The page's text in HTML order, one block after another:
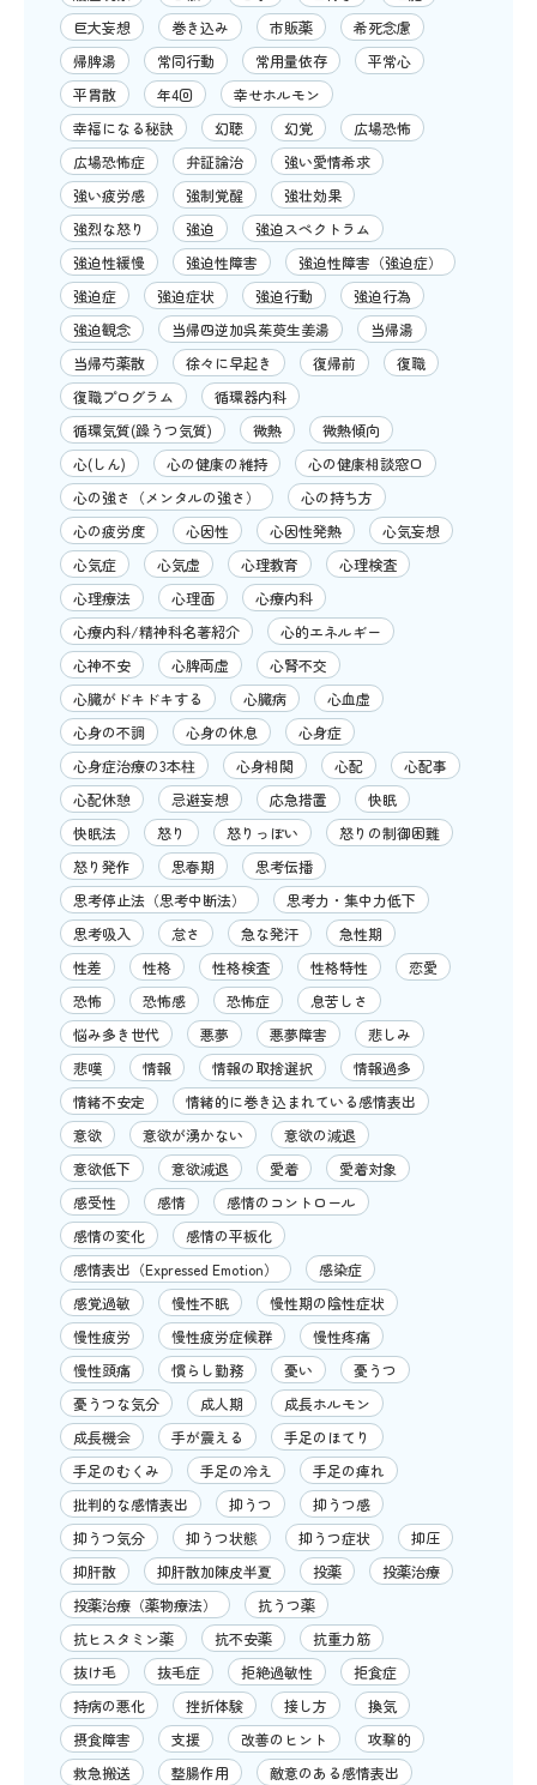
巨大妄想
巻き込み 市販薬
希死念慮
帰脾湯
常同行動 常用量依存
平常心
平胃散
年4回
幸せホルモン
幸福になる秘訣
幻聴 幻覚
広場恐怖
広場恐怖症
弁証論治
強い愛情希求
強い疲労感
強制覚醒
強壮効果
強烈な怒り
強迫
強迫スペクトラム
強迫性緩慢
強迫性障害
強迫性障害（強迫症）
強迫症
強迫症状 強迫行動
強迫行為
強迫観念
当帰四逆加呉茱萸生姜湯
当帰湯
当帰芍薬散
徐々に早起き 復帰前
復職
復職プログラム
循環器内科
循環気質(躁うつ気質)
微熱
微熱傾向
心(しん)
心の健康の維持
心の健康相談窓口
心の強さ（メンタルの強さ）
心の持ち方
心の疲労度
心因性 心因性発熱
心気妄想
心気症
心気虚 心理教育
心理検査
心理療法
心理面
心療内科
心療内科/精神科名著紹介
心的エネルギー
心神不安
心脾両虚
心腎不交
心臓がドキドキする
心臓病
心血虚
心身の不調
心身の休息
心身症
心身症治療の3本柱
心身相関 心配
心配事
心配休憩
忌避妄想 応急措置
快眠
快眠法
怒り 怒りっぽい
怒りの制御困難
怒り発作
思春期
思考伝播
思考停止法（思考中断法）
思考力・集中力低下
思考吸入
怠さ 急な発汗
急性期
性差
性格 性格検査 性格特性
恋愛
恐怖
恐怖感 恐怖症
息苦しさ
悩み多き世代
悪夢 悪夢障害
悲しみ
悲嘆
情報 情報の取捨選択
情報過多
情緒不安定
情緒的に巻き込まれている感情表出
意欲
意欲が湧かない
意欲の減退
意欲低下
意欲減退 愛着
愛着対象
感受性
感情
感情のコントロール
感情の変化
感情の平板化
感情表出（Expressed Emotion）
感染症
感覚過敏
慢性不眠
慢性期の陰性症状
慢性疲労
慢性疲労症候群
慢性疼痛
慢性頭痛
慣らし勤務 憂い
憂うつ
憂うつな気分
成人期
成長ホルモン
成長機会
手が震える
手足のほてり
手足のむくみ
手足の冷え
手足の痺れ
批判的な感情表出
抑うつ
抑うつ感
抑うつ気分
抑うつ状態 抑うつ症状
抑圧
抑肝散
抑肝散加陳皮半夏 投薬
投薬治療
投薬治療（薬物療法）
抗うつ薬
抗ヒスタミン薬
抗不安薬
抗重力筋
抜け毛
抜毛症 拒絶過敏性
拒食症
持病の悪化
挫折体験 接し方
換気
摂食障害
支援 改善のヒント
攻撃的
救急搬送
整腸作用
敵意のある感情表出